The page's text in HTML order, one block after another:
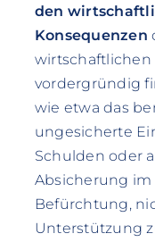
den
Konsequenzen
wirtschaftlichen
vordergründig
wie etwa das
ungesicherte
Schulden oder
Absicherung im
Befürchtung,
Unterstützung